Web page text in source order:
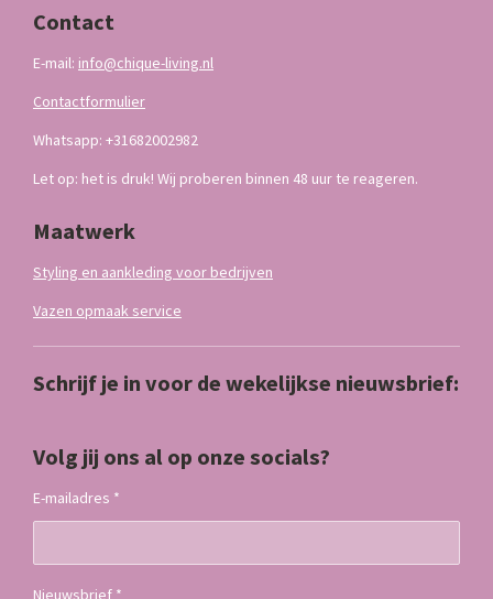
Contact
E-mail: info@chique-living.nl
Contactformulier
Whatsapp: +31682002982
Let op: het is druk! Wij proberen binnen 48 uur te reageren.
Maatwerk
Styling en aankleding voor bedrijven
Vazen opmaak service
Schrijf je in voor de wekelijkse nieuwsbrief:
Volg jij ons al op onze socials?
E-mailadres *
Nieuwsbrief *